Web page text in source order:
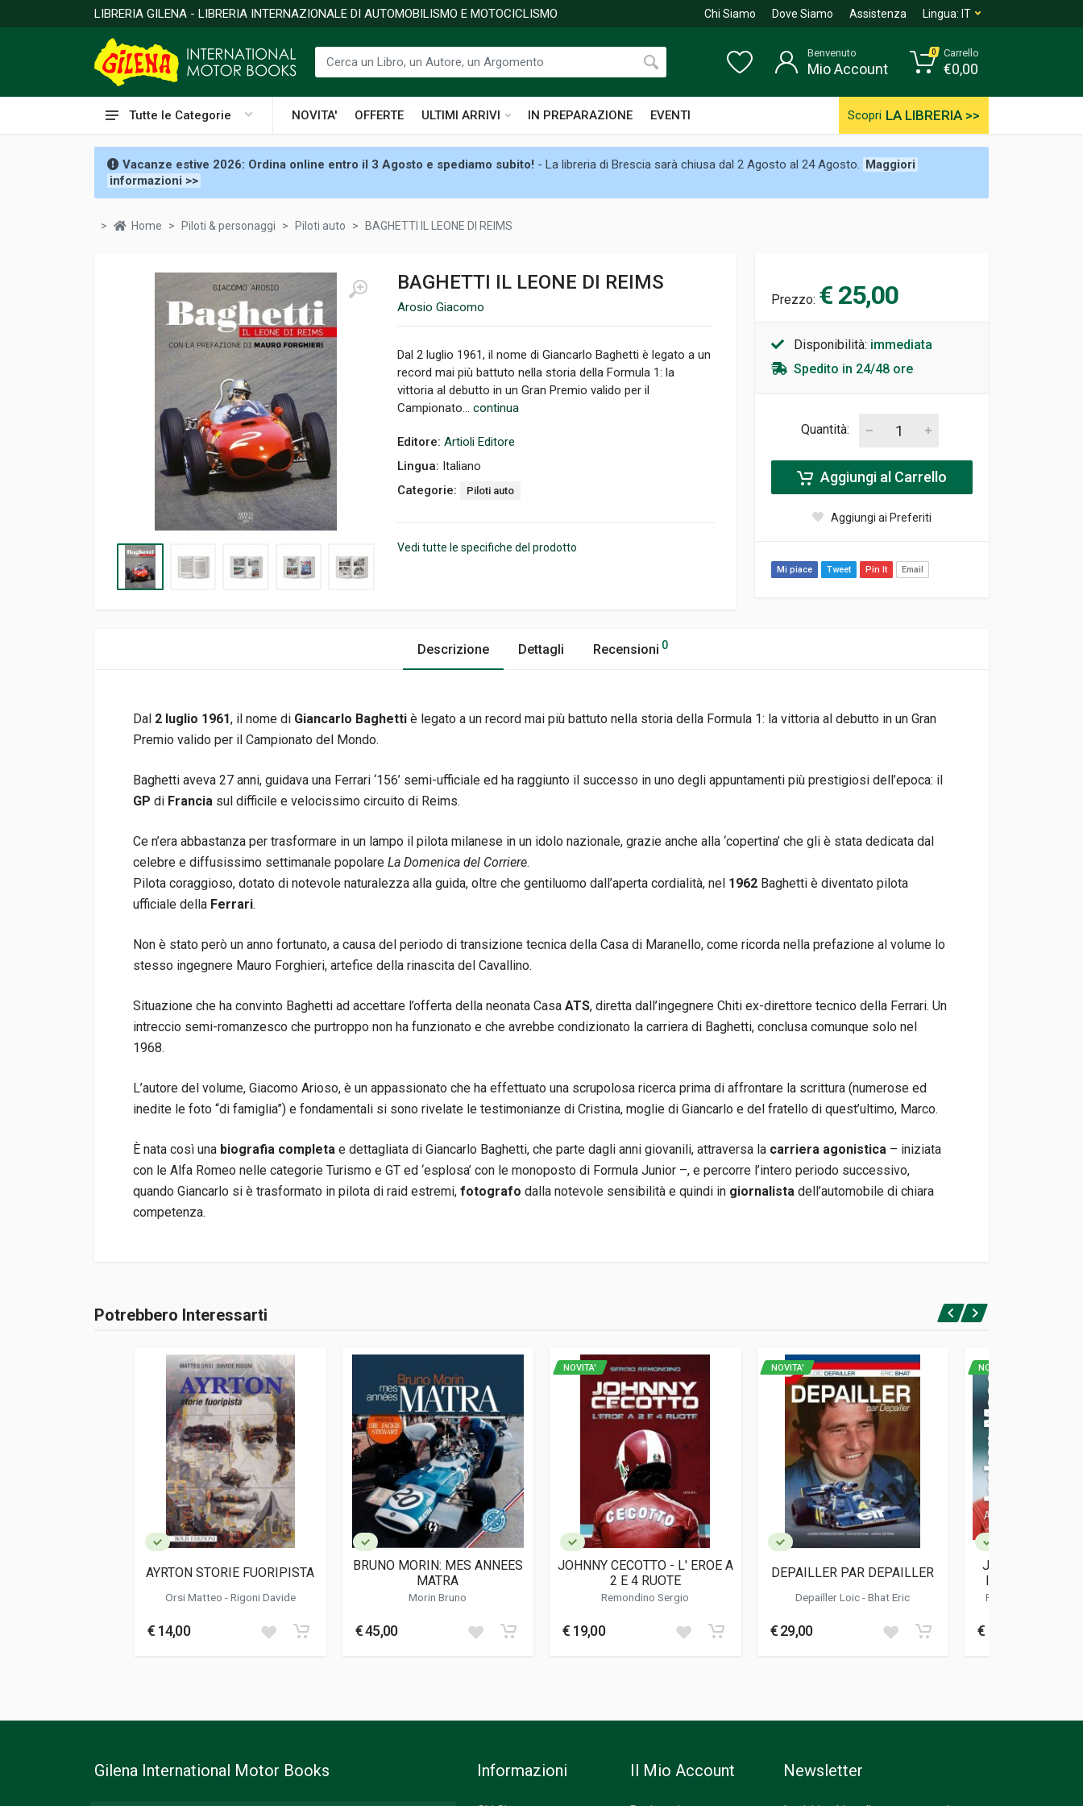
LIBRERIA GILENA - LIBRERIA INTERNAZIONALE DI AUTOMOBILISMO E MOTOCICLISMO Chi Siamo Dove Siamo Assistenza Lingua: IT
Tutte le Categorie NOVITA' OFFERTE ULTIMI ARRIVI IN PREPARAZIONE EVENTI Scopri LA LIBRERIA >>
Benvenuto
Mio Account
0 Carrello
€0,00
Vacanze estive 2026: Ordina online entro il 3 Agosto e spediamo subito! - La libreria di Brescia sarà chiusa dal 2 Agosto al 24 Agosto. Maggiori
informazioni >>
Home Piloti & personaggi Piloti auto BAGHETTI IL LEONE DI REIMS
BAGHETTI IL LEONE DI REIMS
Arosio Giacomo
Dal 2 luglio 1961, il nome di Giancarlo Baghetti è legato a un
record mai più battuto nella storia della Formula 1: la
vittoria al debutto in un Gran Premio valido per il
Campionato... continua
Editore: Artioli Editore
Lingua: Italiano
Categorie:
Piloti auto
Vedi tutte le specifiche del prodotto
Prezzo: € 25,00
Disponibilità: immediata
Spedito in 24/48 ore
Quantità:
Aggiungi al Carrello
Aggiungi ai Preferiti
Mi piace Tweet Pin It Email
Descrizione Dettagli Recensioni 0
Dal 2 luglio 1961, il nome di Giancarlo Baghetti è legato a un record mai più battuto nella storia della Formula 1: la vittoria al debutto in un Gran
Premio valido per il Campionato del Mondo.
Baghetti aveva 27 anni, guidava una Ferrari ‘156’ semi-ufficiale ed ha raggiunto il successo in uno degli appuntamenti più prestigiosi dell’epoca: il
GP di Francia sul difficile e velocissimo circuito di Reims.
Ce n’era abbastanza per trasformare in un lampo il pilota milanese in un idolo nazionale, grazie anche alla ‘copertina’ che gli è stata dedicata dal
celebre e diffusissimo settimanale popolare La Domenica del Corriere.
Pilota coraggioso, dotato di notevole naturalezza alla guida, oltre che gentiluomo dall’aperta cordialità, nel 1962 Baghetti è diventato pilota
ufficiale della Ferrari.
Non è stato però un anno fortunato, a causa del periodo di transizione tecnica della Casa di Maranello, come ricorda nella prefazione al volume lo
stesso ingegnere Mauro Forghieri, artefice della rinascita del Cavallino.
Situazione che ha convinto Baghetti ad accettare l’offerta della neonata Casa ATS, diretta dall’ingegnere Chiti ex-direttore tecnico della Ferrari. Un
intreccio semi-romanzesco che purtroppo non ha funzionato e che avrebbe condizionato la carriera di Baghetti, conclusa comunque solo nel
1968.
L’autore del volume, Giacomo Arioso, è un appassionato che ha effettuato una scrupolosa ricerca prima di affrontare la scrittura (numerose ed
inedite le foto “di famiglia”) e fondamentali si sono rivelate le testimonianze di Cristina, moglie di Giancarlo e del fratello di quest’ultimo, Marco.
È nata così una biografia completa e dettagliata di Giancarlo Baghetti, che parte dagli anni giovanili, attraversa la carriera agonistica – iniziata
con le Alfa Romeo nelle categorie Turismo e GT ed ‘esplosa’ con le monoposto di Formula Junior –, e percorre l’intero periodo successivo,
quando Giancarlo si è trasformato in pilota di raid estremi, fotografo dalla notevole sensibilità e quindi in giornalista dell’automobile di chiara
competenza.
9788877921857
Artioli Editore
Lingua del testo Italiano
Data di stampa 03/2022
17 x 25 x 1 cm
Informazioni aggiuntive
Accedi o registrati
Potrebbero Interessarti
AYRTON STORIE FUORIPISTA
Orsi Matteo - Rigoni Davide
€ 14,00
BRUNO MORIN: MES ANNEES
MATRA
Morin Bruno
€ 45,00
NOVITA'
JOHNNY CECOTTO - L' EROE A
2 E 4 RUOTE
Remondino Sergio
€ 19,00
NOVITA'
DEPAILLER PAR DEPAILLER
Depailler Loic - Bhat Eric
€ 29,00
NOVITA'
JOCHEN MASS -
ICON / EINE
Fodisch Jorg-
€ 95,00
Gilena International Motor Books Informazioni Il Mio Account Newsletter